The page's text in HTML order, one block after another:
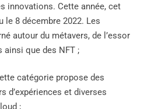
innovations. Cette année, cet
le 8 décembre 2022. Les
autour du métavers, de l’essor
ainsi que des NFT ;
catégorie propose des
d’expériences et diverses
;